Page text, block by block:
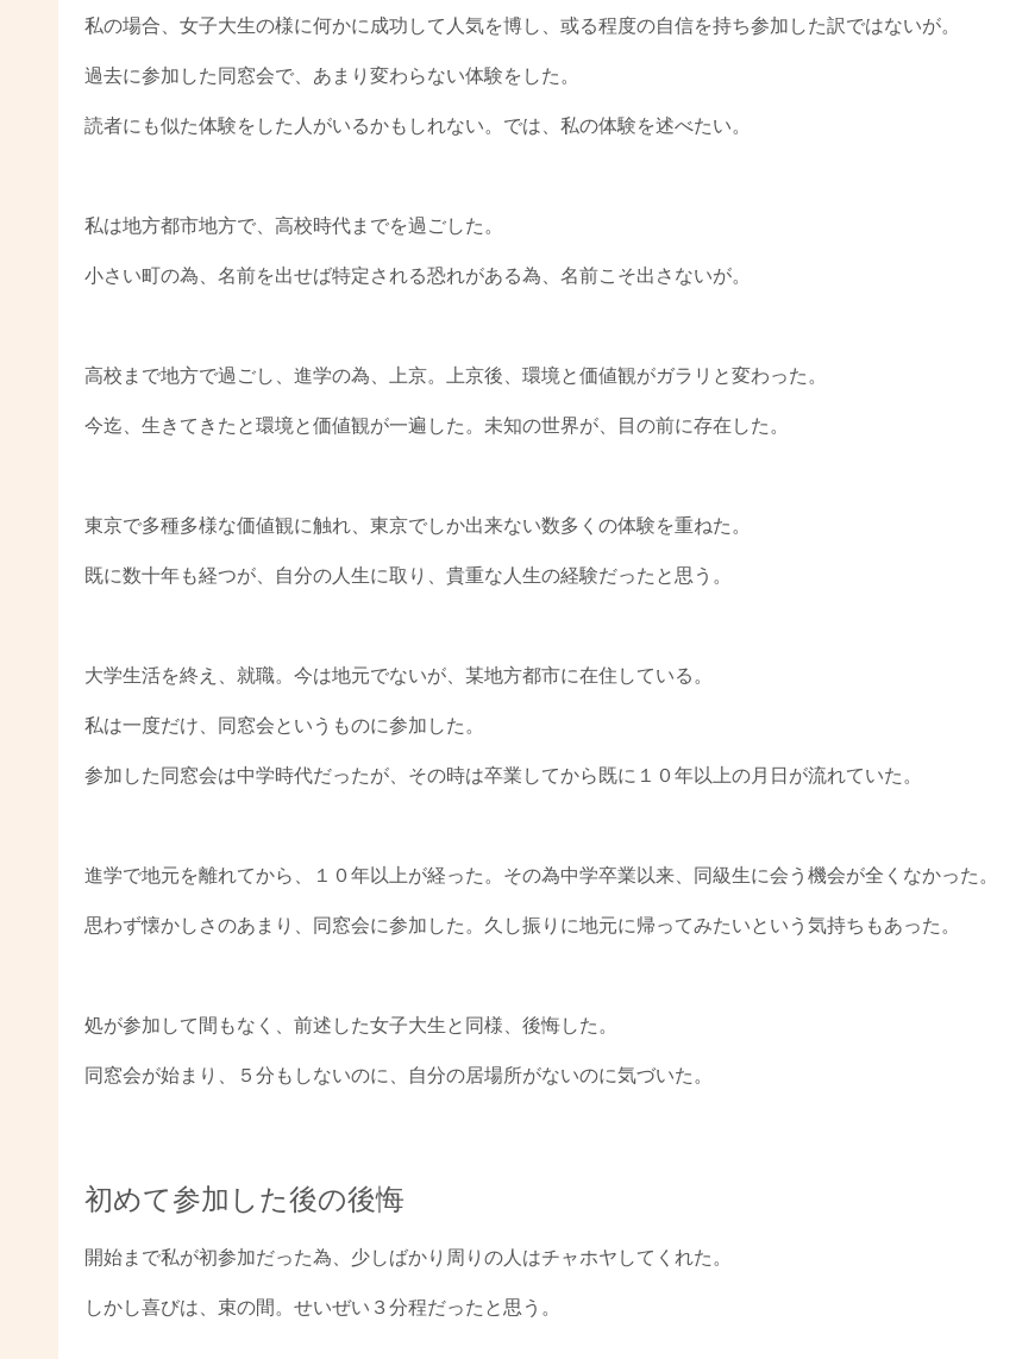
私の場合、女子大生の様に何かに成功して人気を博し、或る程度の自信を持ち参加した訳ではないが。
過去に参加した同窓会で、あまり変わらない体験をした。
読者にも似た体験をした人がいるかもしれない。では、私の体験を述べたい。
私は地方都市地方で、高校時代までを過ごした。
小さい町の為、名前を出せば特定される恐れがある為、名前こそ出さないが。
高校まで地方で過ごし、進学の為、上京。上京後、環境と価値観がガラリと変わった。
今迄、生きてきたと環境と価値観が一遍した。未知の世界が、目の前に存在した。
東京で多種多様な価値観に触れ、東京でしか出来ない数多くの体験を重ねた。
既に数十年も経つが、自分の人生に取り、貴重な人生の経験だったと思う。
大学生活を終え、就職。今は地元でないが、某地方都市に在住している。
私は一度だけ、同窓会というものに参加した。
参加した同窓会は中学時代だったが、その時は卒業してから既に１０年以上の月日が流れていた。
進学で地元を離れてから、１０年以上が経った。その為中学卒業以来、同級生に会う機会が全くなかった。
思わず懐かしさのあまり、同窓会に参加した。久し振りに地元に帰ってみたいという気持ちもあった。
処が参加して間もなく、前述した女子大生と同様、後悔した。
同窓会が始まり、５分もしないのに、自分の居場所がないのに気づいた。
初めて参加した後の後悔
開始まで私が初参加だった為、少しばかり周りの人はチャホヤしてくれた。
しかし喜びは、束の間。せいぜい３分程だったと思う。